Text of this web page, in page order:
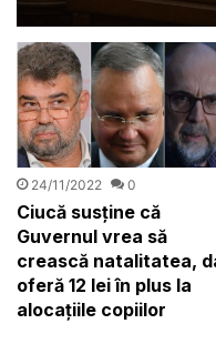
pentru
24/11/2022 0
Ciucă susține că
Guvernul vrea să
crească natalitatea,
oferă 12 lei în plus la
alocațiile copiilor